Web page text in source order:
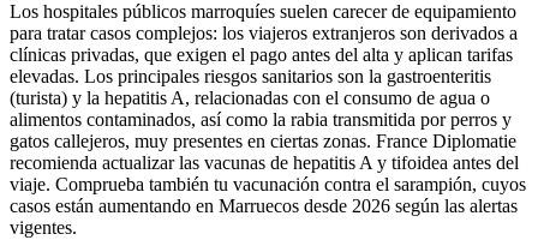
Los hospitales públicos marroquíes suelen carecer de equipamiento
para tratar casos complejos: los viajeros extranjeros son derivados a
clínicas privadas, que exigen el pago antes del alta y aplican tarifas
elevadas. Los principales riesgos sanitarios son la gastroenteritis
(turista) y la hepatitis A, relacionadas con el consumo de agua o
alimentos contaminados, así como la rabia transmitida por perros y
gatos callejeros, muy presentes en ciertas zonas. France Diplomatie
recomienda actualizar las vacunas de hepatitis A y tifoidea antes del
viaje. Comprueba también tu vacunación contra el sarampión, cuyos
casos están aumentando en Marruecos desde 2026 según las alertas
vigentes.